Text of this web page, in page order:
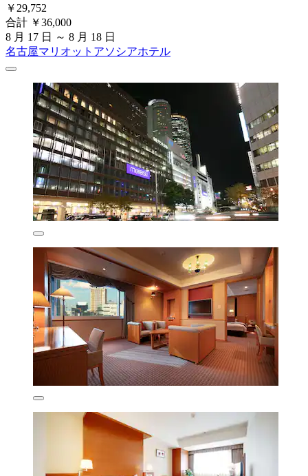
￥29,752
合計 ￥36,000
8 月 17 日 ～ 8 月 18 日
名古屋マリオットアソシアホテル